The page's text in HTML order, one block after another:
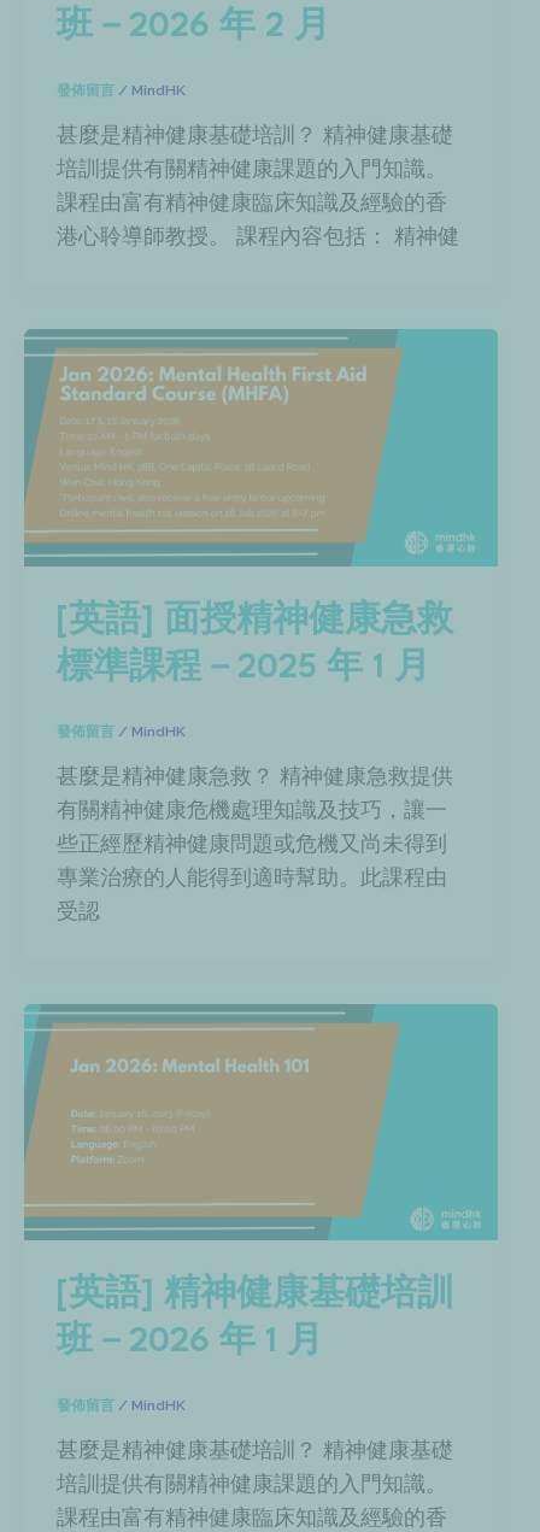
班－2026 年 2 月
發佈留言 / MindHK
甚麼是精神健康基礎培訓？ 精神健康基礎
培訓提供有關精神健康課題的入門知識。
課程由富有精神健康臨床知識及經驗的香
港心聆導師教授。 課程內容包括： 精神健
[英語] 面授精神健康急救
標準課程－2025 年 1 月
發佈留言 / MindHK
甚麼是精神健康急救？ 精神健康急救提供
有關精神健康危機處理知識及技巧，讓一
些正經歷精神健康問題或危機又尚未得到
專業治療的人能得到適時幫助。此課程由
受認
[英語] 精神健康基礎培訓
班－2026 年 1 月
發佈留言 / MindHK
甚麼是精神健康基礎培訓？ 精神健康基礎
培訓提供有關精神健康課題的入門知識。
課程由富有精神健康臨床知識及經驗的香